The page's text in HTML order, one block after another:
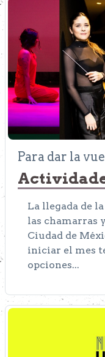
Para dar la
La llegada de
las chamarras
Ciudad de
iniciar el mes
opciones...